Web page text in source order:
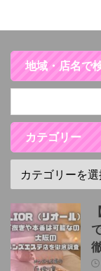
地域・店名で
カテゴリー